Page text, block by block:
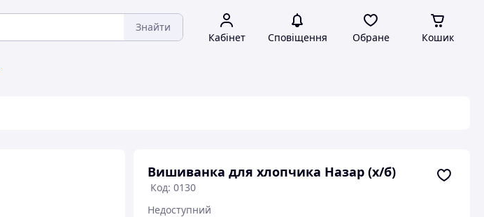
Знайти
Кабінет Сповіщення Обране Кошик
Вишиванка для хлопчика Назар (х/б)
Код: 0130
Недоступний